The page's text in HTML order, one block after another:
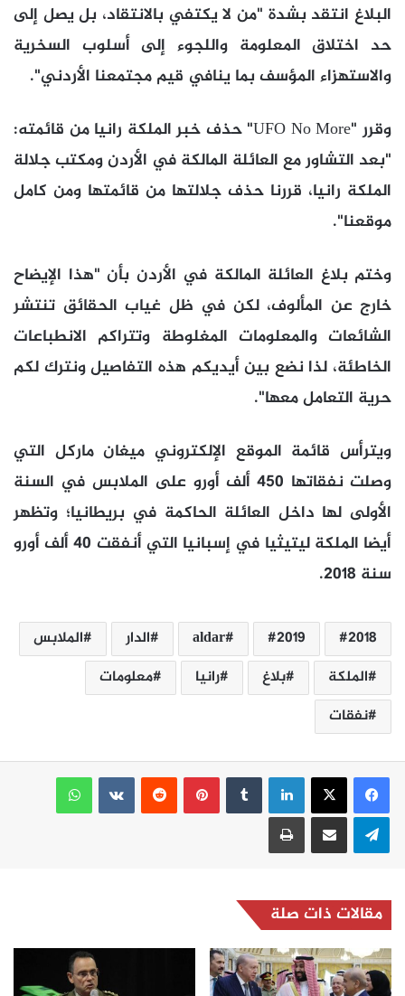
البلاغ انتقد بشدة "من لا يكتفي بالانتقاد، بل يصل إلى
حد اختلاق المعلومة واللجوء إلى أسلوب السخرية
والاستهزاء المؤسف بما ينافي قيم مجتمعنا الأردني".
وقرر "UFO No More" حذف خبر الملكة رانيا من قائمته:
"بعد التشاور مع العائلة المالكة في الأردن ومكتب جلالة
الملكة رانيا، قررنا حذف جلالتها من قائمتها ومن كامل
موقعنا".
وختم بلاغ العائلة المالكة في الأردن بأن "هذا الإيضاح
خارج عن المألوف، لكن في ظل غياب الحقائق تنتشر
الشائعات والمعلومات المغلوطة وتتراكم الانطباعات
الخاطئة، لذا نضع بين أيديكم هذه التفاصيل ونترك لكم
حرية التعامل معها".
ويترأس قائمة الموقع الإلكتروني ميغان ماركل التي
وصلت نفقاتها 450 ألف أورو على الملابس في السنة
الأولى لها داخل العائلة الحاكمة في بريطانيا؛ وتظهر
أيضا الملكة ليتيثيا في إسبانيا التي أنفقت 40 ألف أورو
سنة 2018.
2018
2019
aldar الدار
الملابس
الملكة
بلاغ رانيا
معلومات
نفقات
لينكدإن بينتيريست
واتساب
تيلقرام مشاركة عبر البريد طباعة
مقالات ذات صلة